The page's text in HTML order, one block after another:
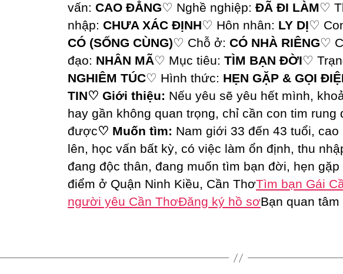
vấn: CAO ĐẲNG♡ Nghề nghiệp: ĐÃ ĐI LÀM♡
nhập: CHƯA XÁC ĐỊNH♡ Hôn nhân: LY DỊ♡
CÓ (SỐNG CÙNG)♡ Chỗ ở: CÓ NHÀ RIÊNG♡
đạo: NHÂN MÃ♡ Mục tiêu: TÌM BẠN ĐỜI♡
NGHIÊM TÚC♡ Hình thức: HẸN GẶP & GỌI
TIN♡ Giới thiệu: Nếu yêu sẽ yêu hết mình,
hay gần không quan trọng, chỉ cần con tim rung
được♡ Muốn tìm: Nam giới 33 đến 43 tuổi,
lên, học vấn bất kỳ, có việc làm ổn định, thu
đang độc thân, đang muốn tìm bạn đời, hẹn gặp
điểm ở Quận Ninh Kiều, Cần ThơTìm bạn Gái
người yêu Cần ThơĐăng ký hồ sơBạn quan tâm